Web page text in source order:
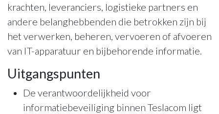
krachten, leveranciers, logistieke partners en
andere belanghebbenden die betrokken zijn bij
het verwerken, beheren, vervoeren of afvoeren
van IT-apparatuur en bijbehorende informatie.
Uitgangspunten
De verantwoordelijkheid voor
informatiebeveiliging binnen Teslacom ligt